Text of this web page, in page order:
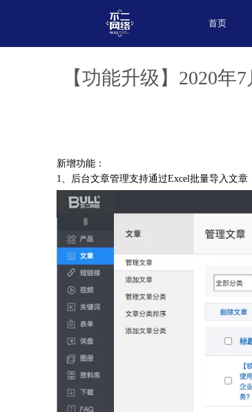
首页
【功能升级】2020
新增功能：
1、后台文章管理支持通过Excel批量导入文章